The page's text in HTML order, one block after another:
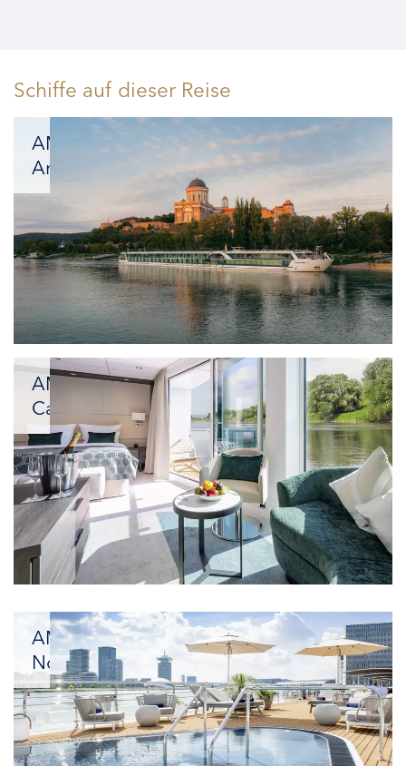
Schiffe auf dieser Reise
AMADEUS
Amara
Neues
Kapitel
für
Reisen
AMADEUS
Cara
Volle
Leidenschaft
voraus
AMADEUS
Nova
Elektrisierende
Aussichten: